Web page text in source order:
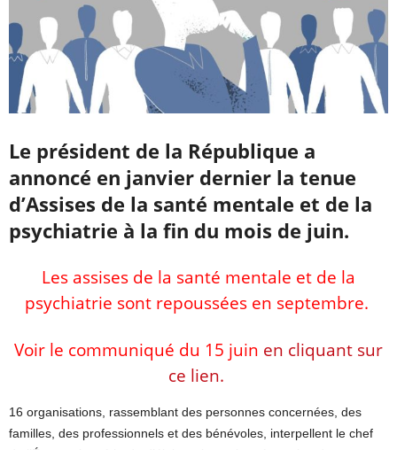
Le président de la République a
annoncé en janvier dernier la tenue
d’Assises de la santé mentale et de la
psychiatrie à la fin du mois de juin.
Les assises de la santé mentale et de la
psychiatrie sont repoussées en septembre.
Voir le communiqué du 15 juin en cliquant sur
ce lien.
16 organisations, rassemblant des personnes concernées, des
familles, des professionnels et des bénévoles, interpellent le chef